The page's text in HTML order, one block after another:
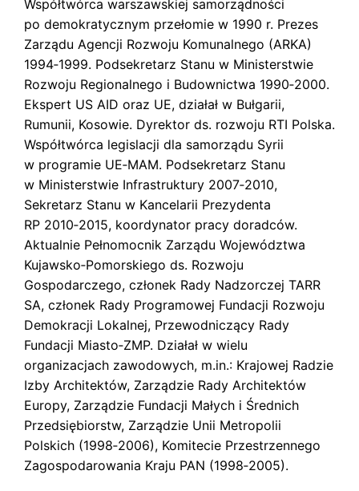
Współtwórca warszawskiej samorządności
po demokratycznym przełomie w 1990 r. Prezes
Zarządu Agencji Rozwoju Komunalnego (ARKA)
1994‑1999. Podsekretarz Stanu w Ministerstwie
Rozwoju Regionalnego i Budownictwa 1990‑2000.
Ekspert US AID oraz UE, działał w Bułgarii,
Rumunii, Kosowie. Dyrektor ds. rozwoju RTI Polska.
Współtwórca legislacji dla samorządu Syrii
w programie UE‑MAM. Podsekretarz Stanu
w Ministerstwie Infrastruktury 2007‑2010,
Sekretarz Stanu w Kancelarii Prezydenta
RP 2010‑2015, koordynator pracy doradców.
Aktualnie Pełnomocnik Zarządu Województwa
Kujawsko­‑Pomorskiego ds. Rozwoju
Gospodarczego, członek Rady Nadzorczej TARR
SA, członek Rady Programowej Fundacji Rozwoju
Demokracji Lokalnej, Przewodniczący Rady
Fundacji Miasto‑ZMP. Działał w wielu
organizacjach zawodowych, m.in.: Krajowej Radzie
Izby Architektów, Zarządzie Rady Architektów
Europy, Zarządzie Fundacji Małych i Średnich
Przedsiębiorstw, Zarządzie Unii Metropolii
Polskich (1998‑2006), Komitecie Przestrzennego
Zagospodarowania Kraju PAN (1998‑2005).